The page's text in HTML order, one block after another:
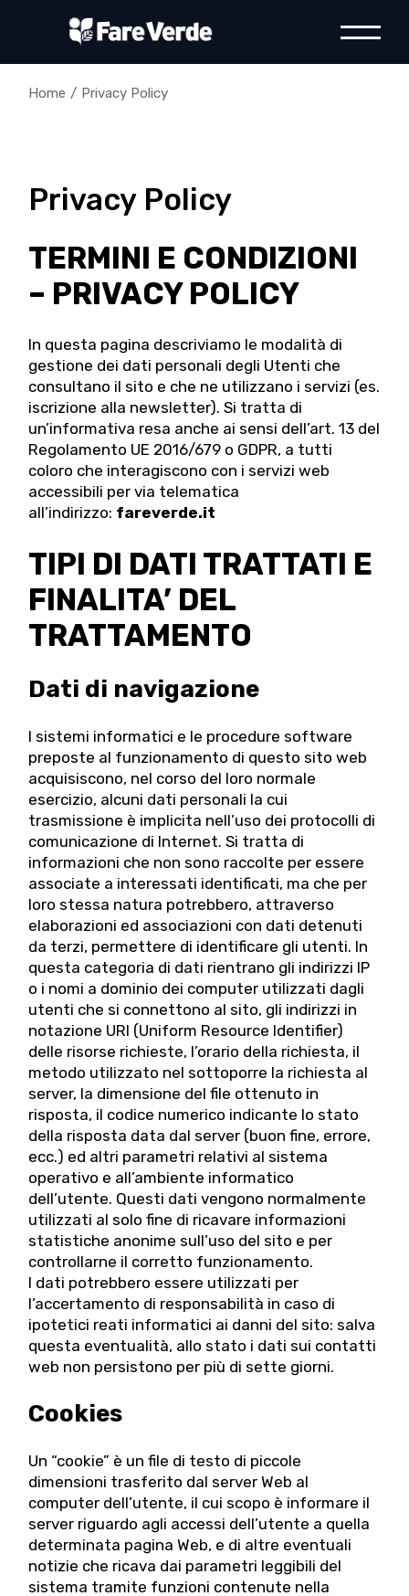
Home Privacy Policy
Privacy Policy
TERMINI E CONDIZIONI
– PRIVACY POLICY
In questa pagina descriviamo le modalità di
gestione dei dati personali degli Utenti che
consultano il sito e che ne utilizzano i servizi (es.
iscrizione alla newsletter). Si tratta di
un’informativa resa anche ai sensi dell’art. 13 del
Regolamento UE 2016/679 o GDPR, a tutti
coloro che interagiscono con i servizi web
accessibili per via telematica
all’indirizzo: fareverde.it
TIPI DI DATI TRATTATI E
FINALITA’ DEL
TRATTAMENTO
Dati di navigazione
I sistemi informatici e le procedure software
preposte al funzionamento di questo sito web
acquisiscono, nel corso del loro normale
esercizio, alcuni dati personali la cui
trasmissione è implicita nell’uso dei protocolli di
comunicazione di Internet. Si tratta di
informazioni che non sono raccolte per essere
associate a interessati identificati, ma che per
loro stessa natura potrebbero, attraverso
elaborazioni ed associazioni con dati detenuti
da terzi, permettere di identificare gli utenti. In
questa categoria di dati rientrano gli indirizzi IP
o i nomi a dominio dei computer utilizzati dagli
utenti che si connettono al sito, gli indirizzi in
notazione URI (Uniform Resource Identifier)
delle risorse richieste, l’orario della richiesta, il
metodo utilizzato nel sottoporre la richiesta al
server, la dimensione del file ottenuto in
risposta, il codice numerico indicante lo stato
della risposta data dal server (buon fine, errore,
ecc.) ed altri parametri relativi al sistema
operativo e all’ambiente informatico
dell’utente. Questi dati vengono normalmente
utilizzati al solo fine di ricavare informazioni
statistiche anonime sull’uso del sito e per
controllarne il corretto funzionamento.
I dati potrebbero essere utilizzati per
l’accertamento di responsabilità in caso di
ipotetici reati informatici ai danni del sito: salva
questa eventualità, allo stato i dati sui contatti
web non persistono per più di sette giorni.
Cookies
Un “cookie” è un file di testo di piccole
dimensioni trasferito dal server Web al
computer dell’utente, il cui scopo è informare il
server riguardo agli accessi dell’utente a quella
determinata pagina Web, e di altre eventuali
notizie che ricava dai parametri leggibili del
sistema tramite funzioni contenute nella